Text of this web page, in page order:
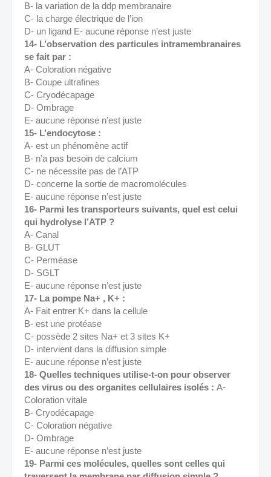
B- la variation de la ddp membranaire
C- la charge électrique de l’ion
D- un ligand E- aucune réponse n’est juste
14- L’observation des particules intramembranaires
se fait par :
A- Coloration négative
B- Coupe ultrafines
C- Cryodécapage
D- Ombrage
E- aucune réponse n’est juste
15- L’endocytose :
A- est un phénomène actif
B- n’a pas besoin de calcium
C- ne nécessite pas de l’ATP
D- concerne la sortie de macromolécules
E- aucune réponse n’est juste
16- Parmi les transporteurs suivants, quel est celui
qui hydrolyse l’ATP ?
A- Canal
B- GLUT
C- Perméase
D- SGLT
E- aucune réponse n’est juste
17- La pompe Na+ , K+ :
A- Fait entrer K+ dans la cellule
B- est une protéase
C- possède 2 sites Na+ et 3 sites K+
D- intervient dans la diffusion simple
E- aucune réponse n’est juste
18- Quelles techniques utilise-t-on pour observer
des virus ou des organites cellulaires isolés : A-
Coloration vitale
B- Cryodécapage
C- Coloration négative
D- Ombrage
E- aucune réponse n’est juste
19- Parmi ces molécules, quelles sont celles qui